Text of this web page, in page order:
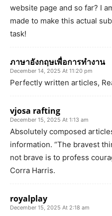
website page and so far? I
made to make this actual
task!
ภาษาอังกฤษเพื่อการทำงาน
December 14, 2025 At 11:20 pm
Perfectly written articles,
vjosa rafting
December 15, 2025 At 1:13 am
Absolutely composed
information. “The bravest
not brave is to profess
Corra Harris.
royalplay
December 15, 2025 At 2:18 am